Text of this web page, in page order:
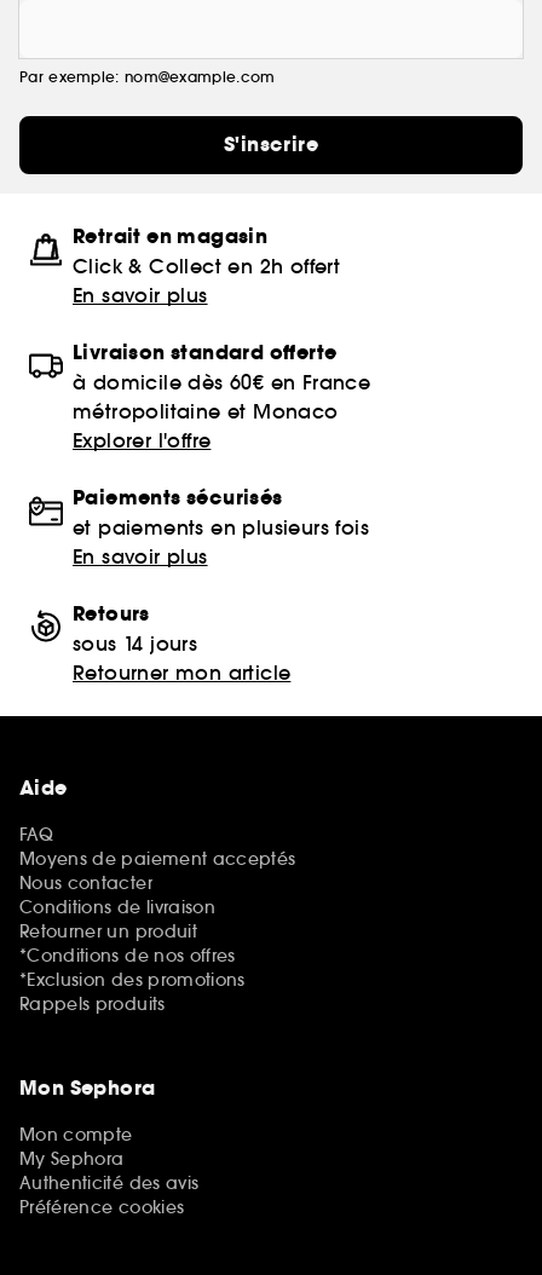
Par exemple: nom@example.com
S'inscrire
Retrait en magasin
Click & Collect en 2h offert
En savoir plus
Livraison standard offerte
à domicile dès 60€ en France
métropolitaine et Monaco
Explorer l'offre
Paiements sécurisés
et paiements en plusieurs fois
En savoir plus
Retours
sous 14 jours
Retourner mon article
Aide
FAQ
Moyens de paiement acceptés
Nous contacter
Conditions de livraison
Retourner un produit
*Conditions de nos offres
*Exclusion des promotions
Rappels produits
Mon Sephora
Mon compte
My Sephora
Authenticité des avis
Préférence cookies